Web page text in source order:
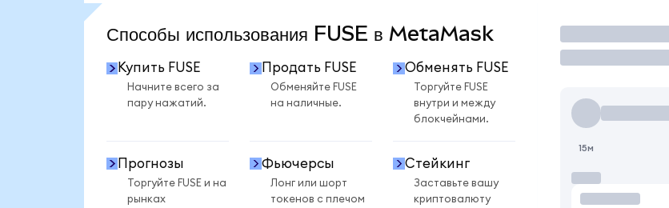
Способы использования FUSE в MetaMask
Купить FUSE
Начните всего за
пару нажатий.
Продать FUSE
Обменяйте FUSE
на наличные.
Обменять FUSE
Торгуйте FUSE
внутри и между
блокчейнами.
Прогнозы
Торгуйте FUSE и на
рынках
Фьючерсы
Лонг или шорт
токенов с плечом
Стейкинг
Заставьте вашу
криптовалюту
Торговать
15м